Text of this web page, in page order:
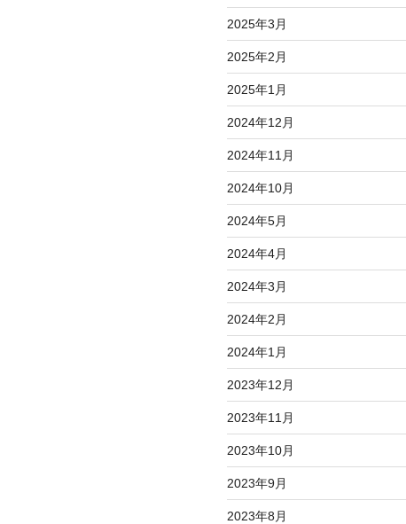
2025年3月
2025年2月
2025年1月
2024年12月
2024年11月
2024年10月
2024年5月
2024年4月
2024年3月
2024年2月
2024年1月
2023年12月
2023年11月
2023年10月
2023年9月
2023年8月